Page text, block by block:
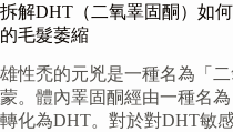
拆解DHT（二氧睪固酮）如
的毛髮萎縮
雄性禿的元兇是一種名為「
蒙。體內睪固酮經由一種名
轉化為DHT。對於對DHT敏